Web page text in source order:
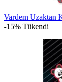
Vardem Uzaktan
-15% Tükendi